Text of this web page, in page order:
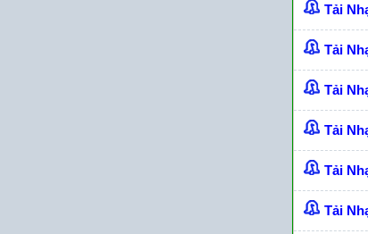
Tải
Tải
Tải
Tải
Tải
Tải